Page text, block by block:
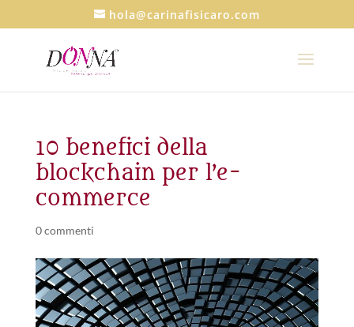
hola@carinafisicaro.com
10 benefici della
blockchain per l’e-
commerce
0 commenti